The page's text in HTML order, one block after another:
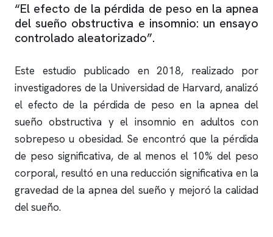
“El efecto de la pérdida de peso en la apnea
del sueño obstructiva e insomnio: un ensayo
controlado aleatorizado”.
Este estudio publicado en 2018, realizado por
investigadores de la Universidad de Harvard, analizó
el efecto de la pérdida de peso en laapnea del
sueño obstructiva y el insomnio en adultos con
sobrepeso u obesidad. Se encontró que la pérdida
de peso significativa, de al menos el 10% del peso
corporal, resultó en una reducción significativa en la
gravedad de la apnea del sueño y mejoró la calidad
del sueño.